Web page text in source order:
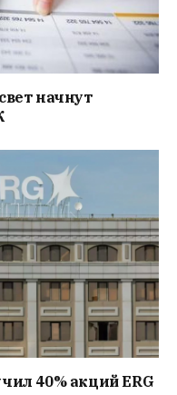
начнут
40% акций ERG